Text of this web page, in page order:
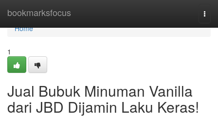
bookmarksfocus
Home
Home
1
Jual Bubuk Minuman Vanilla
dari JBD Dijamin Laku Keras!